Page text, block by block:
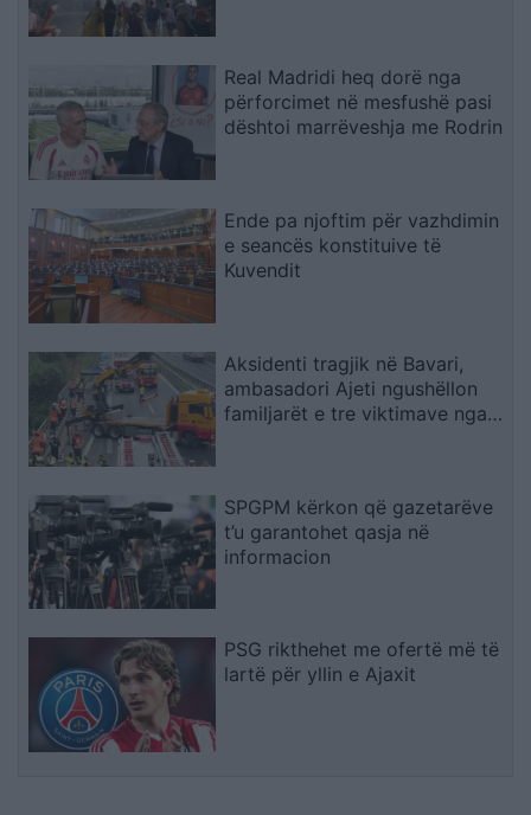
Real Madridi heq dorë nga
përforcimet në mesfushë pasi
dështoi marrëveshja me Rodrin
Ende pa njoftim për vazhdimin
e seancës konstituive të
Kuvendit
Aksidenti tragjik në Bavari,
ambasadori Ajeti ngushëllon
familjarët e tre viktimave nga
SPGPM kërkon që gazetarëve
t’u garantohet qasja në
informacion
PSG rikthehet me ofertë më të
lartë për yllin e Ajaxit